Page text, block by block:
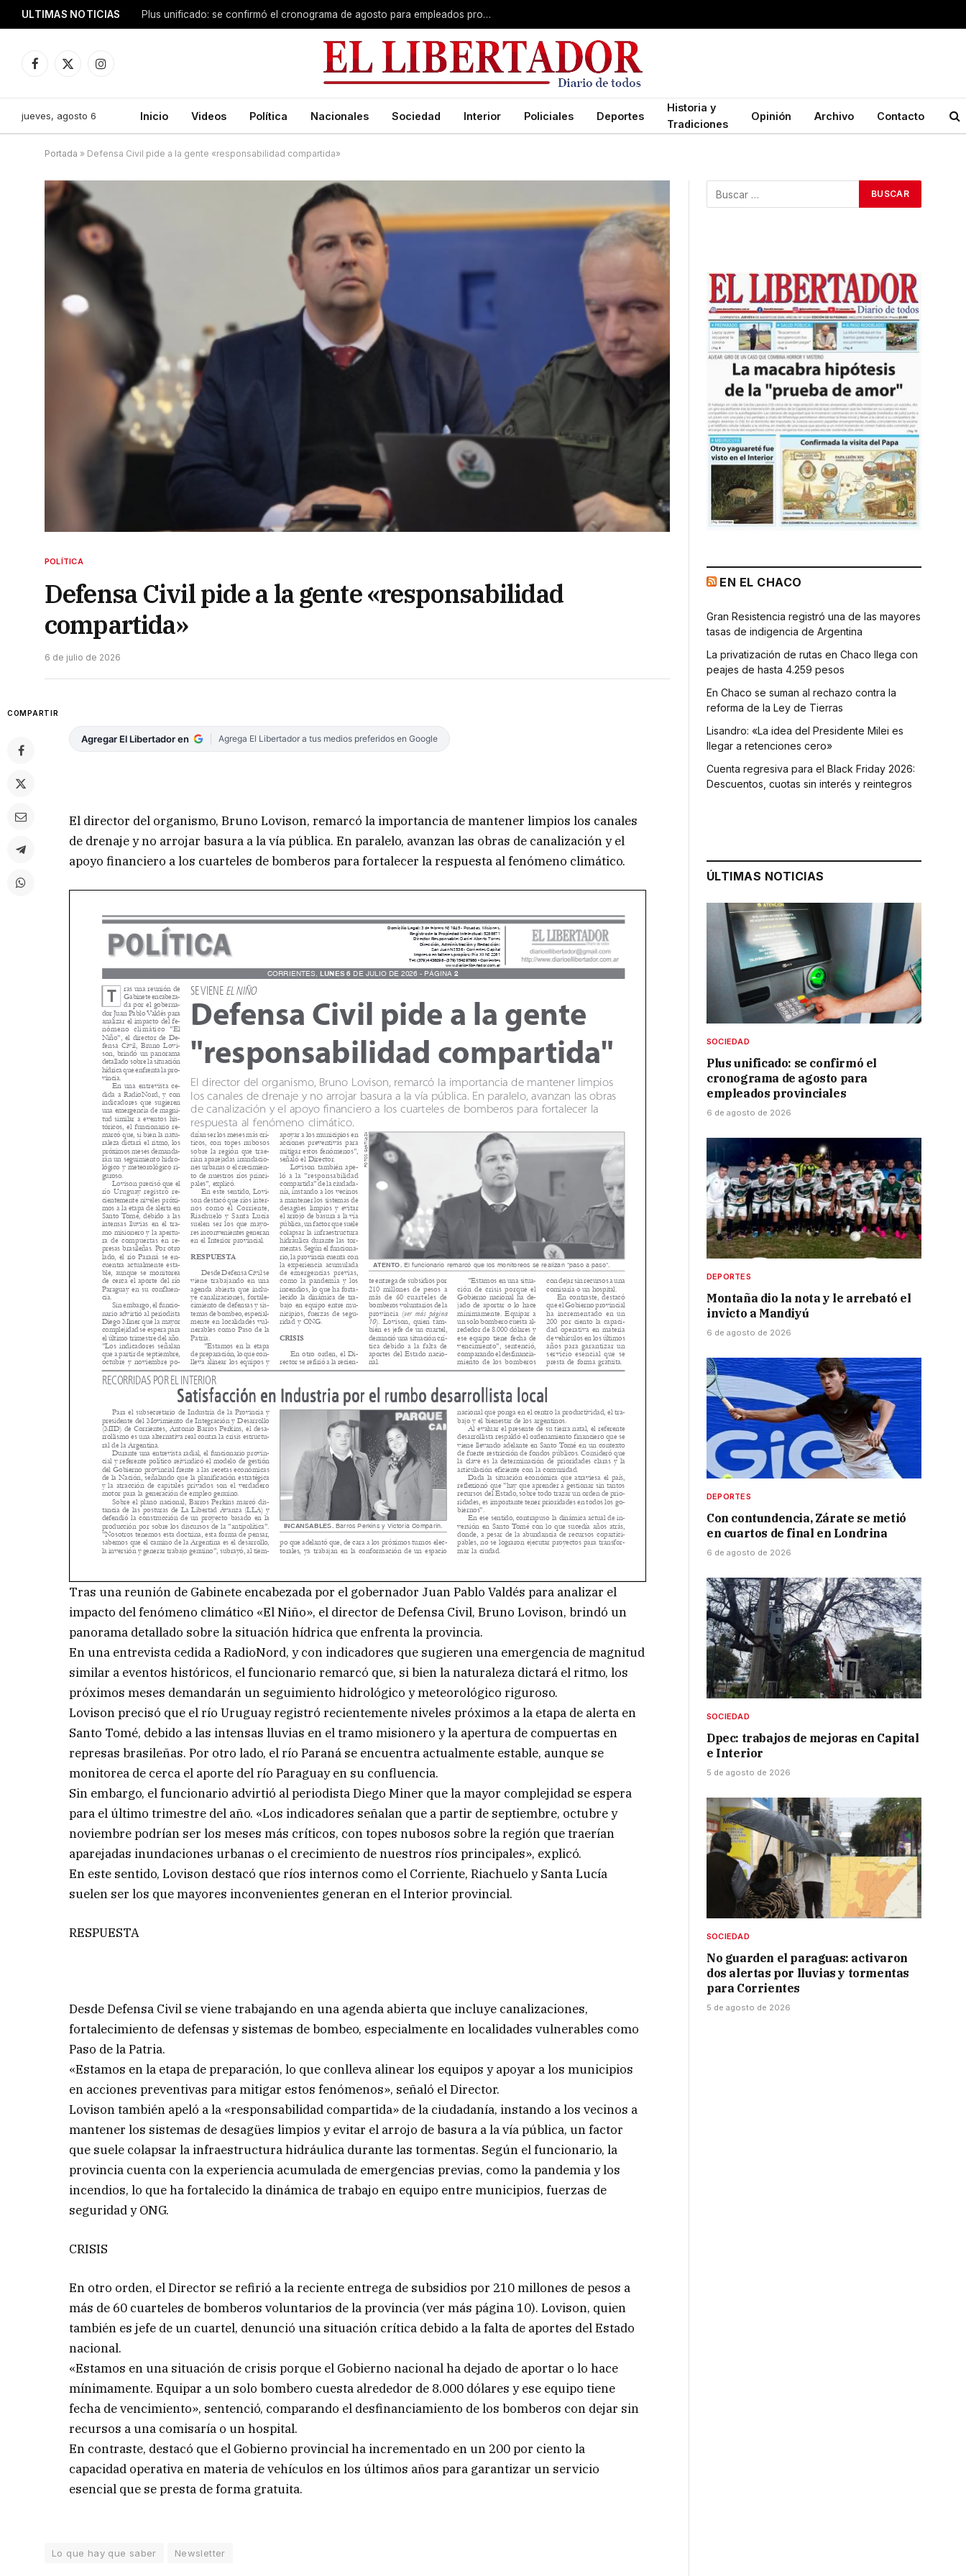
ULTIMAS NOTICIAS Plus unificado: se confirmó el cronograma de agosto para empleados provinciales
Facebook
X
Instagram
jueves, agosto 6 Inicio Videos Política Nacionales Sociedad Interior Policiales Deportes
Historia y
Tradiciones
Opinión Archivo Contacto
Portada » Defensa Civil pide a la gente «responsabilidad compartida»
POLÍTICA
Defensa Civil pide a la gente «responsabilidad
compartida»
6 de julio de 2026
COMPARTIR
Agregar El Libertador en Agrega El Libertador a tus medios preferidos en Google
El director del organismo, Bruno Lovison, remarcó la importancia de mantener limpios los canales
de drenaje y no arrojar basura a la vía pública. En paralelo, avanzan las obras de canalización y el
apoyo financiero a los cuarteles de bomberos para fortalecer la respuesta al fenómeno climático.
Tras una reunión de Gabinete encabezada por el gobernador Juan Pablo Valdés para analizar el
impacto del fenómeno climático «El Niño», el director de Defensa Civil, Bruno Lovison, brindó un
panorama detallado sobre la situación hídrica que enfrenta la provincia.
En una entrevista cedida a RadioNord, y con indicadores que sugieren una emergencia de magnitud
similar a eventos históricos, el funcionario remarcó que, si bien la naturaleza dictará el ritmo, los
próximos meses demandarán un seguimiento hidrológico y meteorológico riguroso.
Lovison precisó que el río Uruguay registró recientemente niveles próximos a la etapa de alerta en
Santo Tomé, debido a las intensas lluvias en el tramo misionero y la apertura de compuertas en
represas brasileñas. Por otro lado, el río Paraná se encuentra actualmente estable, aunque se
monitorea de cerca el aporte del río Paraguay en su confluencia.
Sin embargo, el funcionario advirtió al periodista Diego Miner que la mayor complejidad se espera
para el último trimestre del año. «Los indicadores señalan que a partir de septiembre, octubre y
noviembre podrían ser los meses más críticos, con topes nubosos sobre la región que traerían
aparejadas inundaciones urbanas o el crecimiento de nuestros ríos principales», explicó.
En este sentido, Lovison destacó que ríos internos como el Corriente, Riachuelo y Santa Lucía
suelen ser los que mayores inconvenientes generan en el Interior provincial.
RESPUESTA
Desde Defensa Civil se viene trabajando en una agenda abierta que incluye canalizaciones,
fortalecimiento de defensas y sistemas de bombeo, especialmente en localidades vulnerables como
Paso de la Patria.
«Estamos en la etapa de preparación, lo que conlleva alinear los equipos y apoyar a los municipios
en acciones preventivas para mitigar estos fenómenos», señaló el Director.
Lovison también apeló a la «responsabilidad compartida» de la ciudadanía, instando a los vecinos a
mantener los sistemas de desagües limpios y evitar el arrojo de basura a la vía pública, un factor
que suele colapsar la infraestructura hidráulica durante las tormentas. Según el funcionario, la
provincia cuenta con la experiencia acumulada de emergencias previas, como la pandemia y los
incendios, lo que ha fortalecido la dinámica de trabajo en equipo entre municipios, fuerzas de
seguridad y ONG.
CRISIS
En otro orden, el Director se refirió a la reciente entrega de subsidios por 210 millones de pesos a
más de 60 cuarteles de bomberos voluntarios de la provincia (ver más página 10). Lovison, quien
también es jefe de un cuartel, denunció una situación crítica debido a la falta de aportes del Estado
nacional.
«Estamos en una situación de crisis porque el Gobierno nacional ha dejado de aportar o lo hace
mínimamente. Equipar a un solo bombero cuesta alrededor de 8.000 dólares y ese equipo tiene
fecha de vencimiento», sentenció, comparando el desfinanciamiento de los bomberos con dejar sin
recursos a una comisaría o un hospital.
En contraste, destacó que el Gobierno provincial ha incrementado en un 200 por ciento la
capacidad operativa en materia de vehículos en los últimos años para garantizar un servicio
esencial que se presta de forma gratuita.
Lo que hay que saber Newsletter
EN EL CHACO
Gran Resistencia registró una de las mayores
tasas de indigencia de Argentina
La privatización de rutas en Chaco llega con
peajes de hasta 4.259 pesos
En Chaco se suman al rechazo contra la
reforma de la Ley de Tierras
Lisandro: «La idea del Presidente Milei es
llegar a retenciones cero»
Cuenta regresiva para el Black Friday 2026:
Descuentos, cuotas sin interés y reintegros
ÚLTIMAS NOTICIAS
SOCIEDAD
Plus unificado: se confirmó el
cronograma de agosto para
empleados provinciales
6 de agosto de 2026
DEPORTES
Montaña dio la nota y le arrebató el
invicto a Mandiyú
6 de agosto de 2026
DEPORTES
Con contundencia, Zárate se metió
en cuartos de final en Londrina
6 de agosto de 2026
SOCIEDAD
Dpec: trabajos de mejoras en Capital
e Interior
5 de agosto de 2026
SOCIEDAD
No guarden el paraguas: activaron
dos alertas por lluvias y tormentas
para Corrientes
5 de agosto de 2026